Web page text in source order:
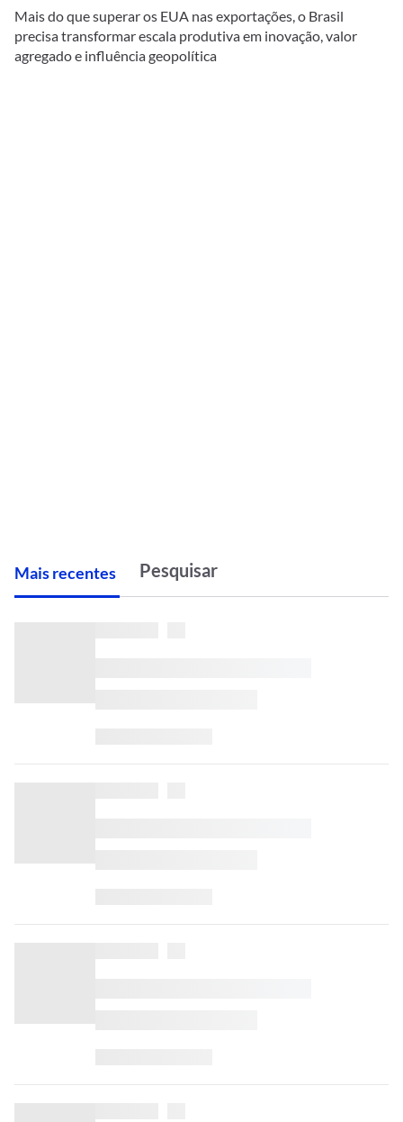
Mais do que superar os EUA nas exportações, o Brasil
precisa transformar escala produtiva em inovação, valor
agregado e influência geopolítica
Mais recentes